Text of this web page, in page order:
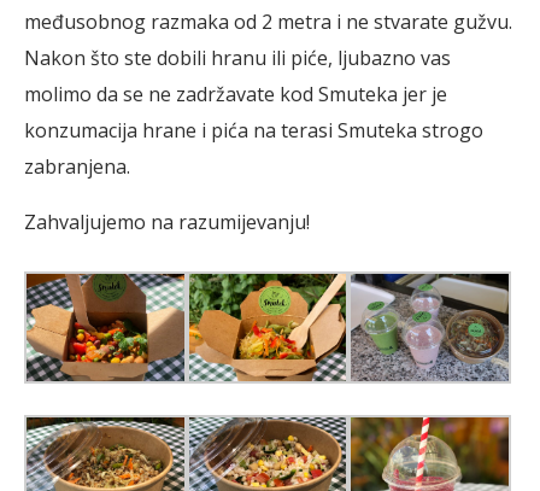
međusobnog razmaka od 2 metra i ne stvarate gužvu.
Nakon što ste dobili hranu ili piće, ljubazno vas
molimo da se ne zadržavate kod Smuteka jer je
konzumacija hrane i pića na terasi Smuteka strogo
zabranjena.
Zahvaljujemo na razumijevanju!